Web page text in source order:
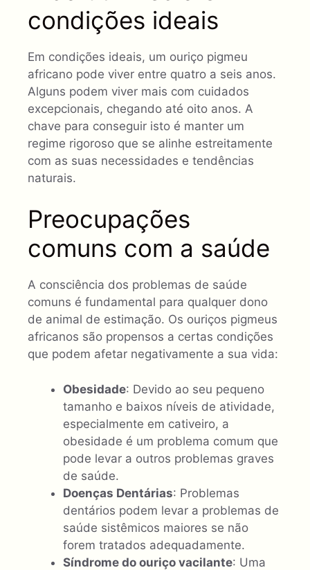
condições ideais
Em condições ideais, um ouriço pigmeu
africano pode viver entre quatro a seis anos.
Alguns podem viver mais com cuidados
excepcionais, chegando até oito anos. A
chave para conseguir isto é manter um
regime rigoroso que se alinhe estreitamente
com as suas necessidades e tendências
naturais.
Preocupações
comuns com a saúde
A consciência dos problemas de saúde
comuns é fundamental para qualquer dono
de animal de estimação. Os ouriços pigmeus
africanos são propensos a certas condições
que podem afetar negativamente a sua vida:
Obesidade: Devido ao seu pequeno
tamanho e baixos níveis de atividade,
especialmente em cativeiro, a
obesidade é um problema comum que
pode levar a outros problemas graves
de saúde.
Doenças Dentárias: Problemas
dentários podem levar a problemas de
saúde sistêmicos maiores se não
forem tratados adequadamente.
Síndrome do ouriço vacilante: Uma